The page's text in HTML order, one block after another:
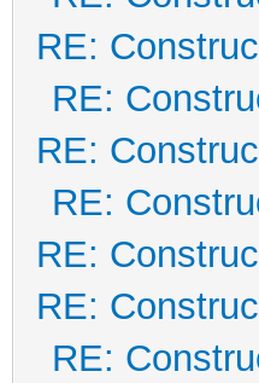
RE:
RE:
RE:
RE:
RE:
RE:
RE: